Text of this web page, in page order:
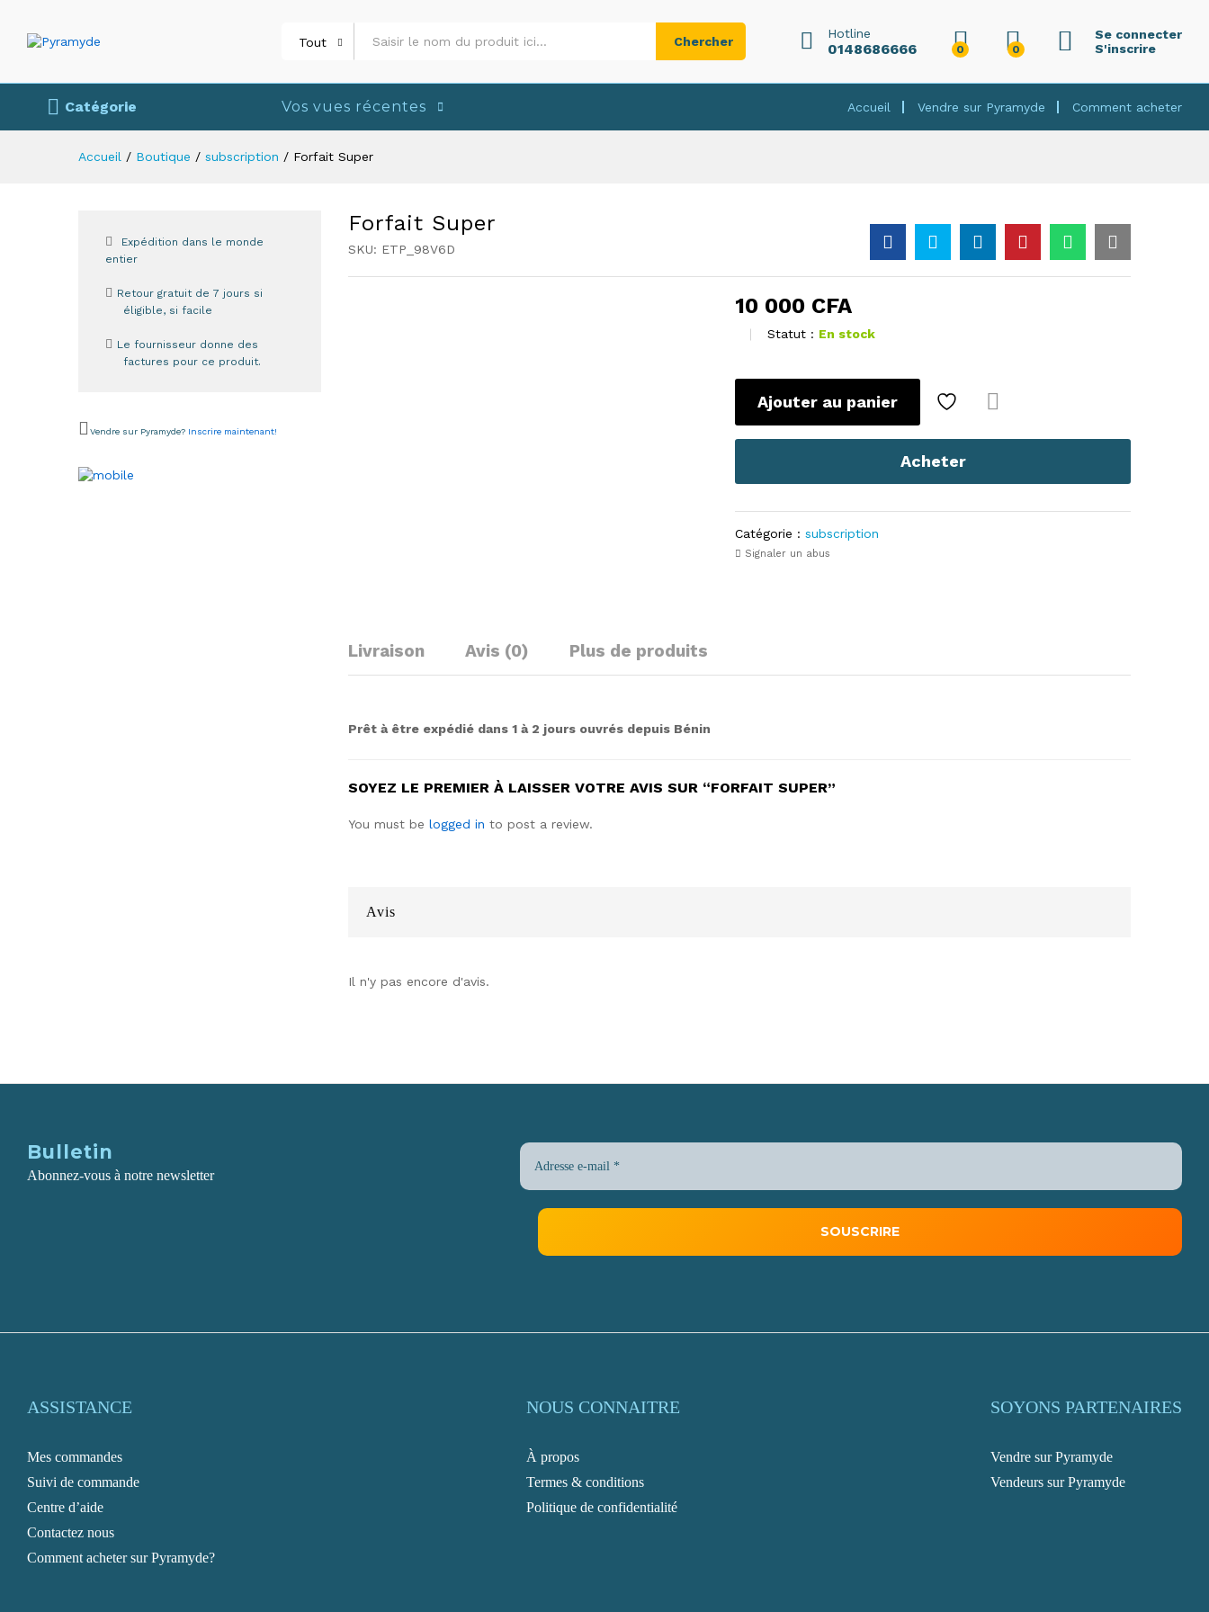
Tout Chercher
Hotline
0148686666 0 0
Se connecter
S'inscrire
Catégorie Vos vues récentes Accueil Vendre sur Pyramyde Comment acheter
Accueil / Boutique / subscription / Forfait Super
Forfait Super
SKU: ETP_98V6D
10 000 CFA
Statut : En stock
Ajouter au panier
pare
Acheter
Catégorie :subscription
Signaler un abus
Livraison Avis (0) Plus de produits
Prêt à être expédié dans 1 à 2 jours ouvrés depuis Bénin
SOYEZ LE PREMIER À LAISSER VOTRE AVIS SUR “FORFAIT SUPER”
You must be logged in to post a review.
Avis
Il n'y pas encore d'avis.
Expédition dans le monde
entier
Retour gratuit de 7 jours si
éligible, si facile
Le fournisseur donne des
factures pour ce produit.
Vendre sur Pyramyde? Inscrire maintenant!
Bulletin
Abonnez-vous à notre newsletter
ASSISTANCE
Mes commandes
Suivi de commande
Centre d’aide
Contactez nous
Comment acheter sur Pyramyde?
NOUS CONNAITRE
À propos
Termes & conditions
Politique de confidentialité
SOYONS PARTENAIRES
Vendre sur Pyramyde
Vendeurs sur Pyramyde